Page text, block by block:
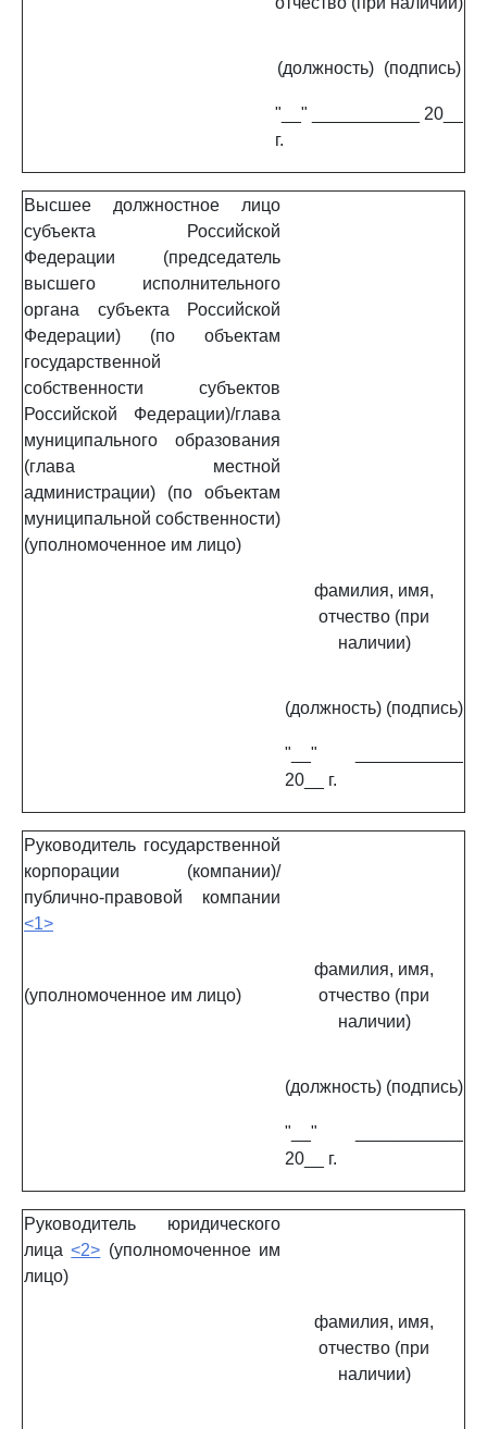
(должность) (подпись)
"__" ___________ 20__
г.
Высшее должностное лицо
субъекта Российской
Федерации (председатель
высшего исполнительного
органа субъекта Российской
Федерации) (по объектам
государственной
собственности субъектов
Российской Федерации)/глава
муниципального образования
(глава местной
администрации) (по объектам
муниципальной собственности)
(уполномоченное им лицо)
фамилия, имя,
отчество (при
наличии)
(должность) (подпись)
"__" ___________
20__ г.
Руководитель государственной
корпорации (компании)/
публично-правовой компании
<1>
(уполномоченное им лицо)
фамилия, имя,
отчество (при
наличии)
(должность) (подпись)
"__" ___________
20__ г.
Руководитель юридического
лица<2> (уполномоченное им
лицо)
фамилия, имя,
отчество (при
наличии)